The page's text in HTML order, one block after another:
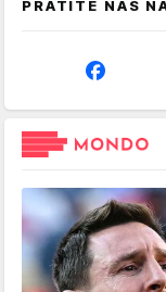
PRATITE NAS